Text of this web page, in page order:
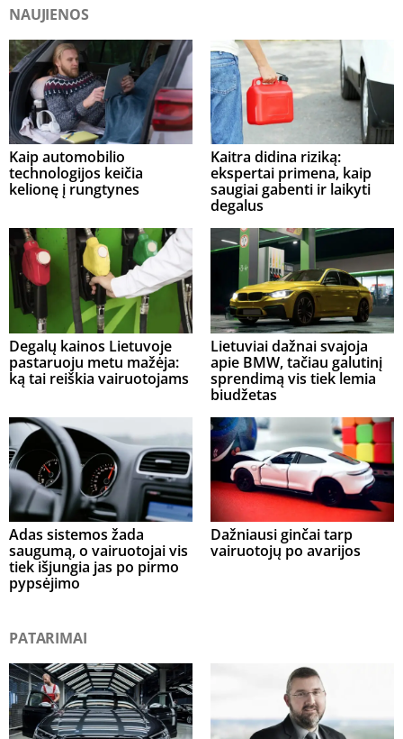
NAUJIENOS
Kaip automobilio
technologijos keičia
kelionę į rungtynes
Kaitra didina riziką:
ekspertai primena, kaip
saugiai gabenti ir laikyti
degalus
Degalų kainos Lietuvoje
pastaruoju metu mažėja:
ką tai reiškia vairuotojams
Lietuviai dažnai svajoja
apie BMW, tačiau galutinį
sprendimą vis tiek lemia
biudžetas
Adas sistemos žada
saugumą, o vairuotojai vis
tiek išjungia jas po pirmo
pypsėjimo
Dažniausi ginčai tarp
vairuotojų po avarijos
PATARIMAI